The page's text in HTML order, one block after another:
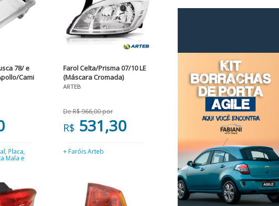
78/ e
Cami
Placa,
Mala e
Farol Celta/Prisma 07/10 LE
(Máscara Cromada)
ARTEB
De R$ 966,00 por
R$ 531,30
+ Faróis Arteb